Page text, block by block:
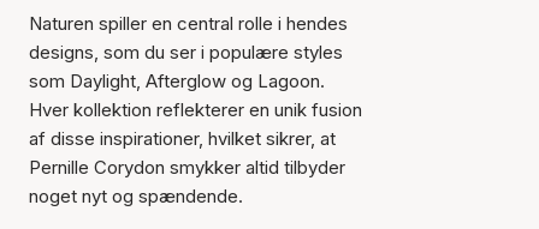
Naturen spiller en central rolle i hendes
designs, som du ser i populære styles
som Daylight, Afterglow og Lagoon.
Hver kollektion reflekterer en unik fusion
af disse inspirationer, hvilket sikrer, at
Pernille Corydon smykker altid tilbyder
noget nyt og spændende.